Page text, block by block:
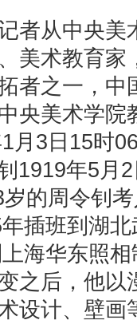
从中央美
美术教育家
者之一，中
央美术学院
月3日15时
年5月2
的周令钊
插班到湖
海华东照
之后，他以
设计、壁画